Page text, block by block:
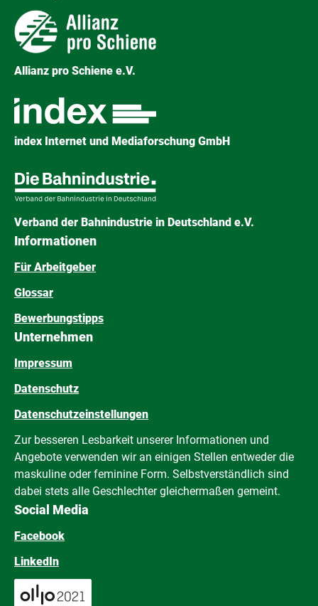
Allianz pro Schiene e.V.
index Internet und Mediaforschung GmbH
Verband der Bahnindustrie in Deutschland e.V.
Informationen
Für Arbeitgeber
Glossar
Bewerbungstipps
Unternehmen
Impressum
Datenschutz
Datenschutzeinstellungen
Zur besseren Lesbarkeit unserer Informationen und
Angebote verwenden wir an einigen Stellen entweder die
maskuline oder feminine Form. Selbstverständlich sind
dabei stets alle Geschlechter gleichermaßen gemeint.
Social Media
Facebook
LinkedIn